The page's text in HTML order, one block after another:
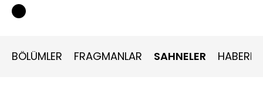
BÖLÜMLER FRAGMANLAR SAHNELER